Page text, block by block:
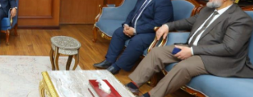
لشركة صن رايز للسياحة والحج والعمرة